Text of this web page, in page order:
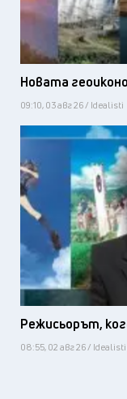
Новата
09:10, 03 авг 26 / Idealisti
Режисьорът,
08:55, 02 авг 26 / Idealisti